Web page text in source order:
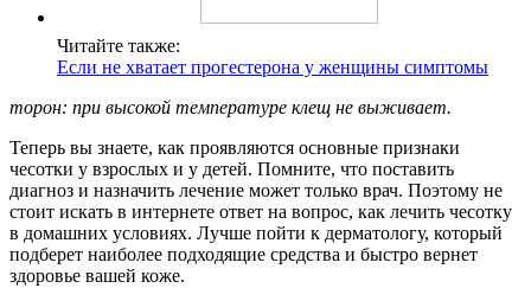
Читайте также:
Если не хватает прогестерона у женщины симптомы
торон: при высокой температуре клещ не выживает.
Теперь вы знаете, как проявляются основные признаки
чесотки у взрослых и у детей. Помните, что поставить
диагноз и назначить лечение может только врач. Поэтому не
стоит искать в интернете ответ на вопрос, как лечить чесотку
в домашних условиях. Лучше пойти к дерматологу, который
подберет наиболее подходящие средства и быстро вернет
здоровье вашей коже.